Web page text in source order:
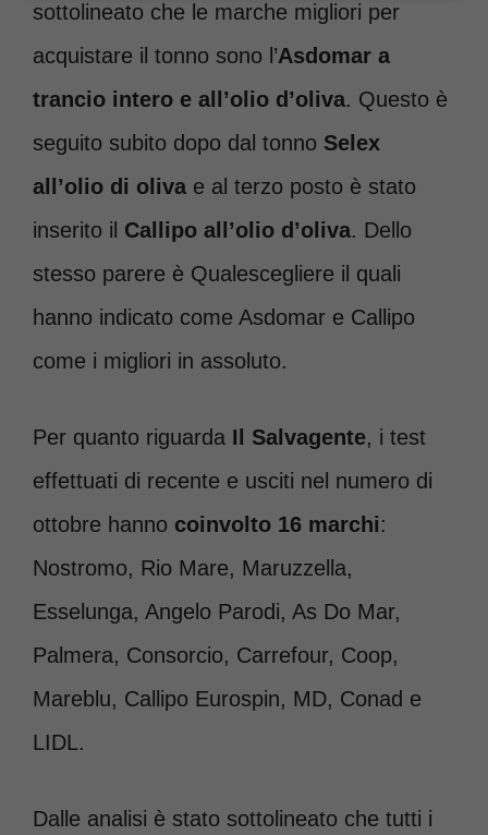
sottolineato che le marche migliori per
acquistare il tonno sono l’Asdomar a
trancio intero e all’olio d’oliva. Questo è
seguito subito dopo dal tonno Selex
all’olio di oliva e al terzo posto è stato
inserito il Callipo all’olio d’oliva. Dello
stesso parere è Qualescegliere il quali
hanno indicato come Asdomar e Callipo
come i migliori in assoluto.
Per quanto riguarda Il Salvagente, i test
effettuati di recente e usciti nel numero di
ottobre hanno coinvolto 16 marchi:
Nostromo, Rio Mare, Maruzzella,
Esselunga, Angelo Parodi, As Do Mar,
Palmera, Consorcio, Carrefour, Coop,
Mareblu, Callipo Eurospin, MD, Conad e
LIDL.
Dalle analisi è stato sottolineato che tutti i